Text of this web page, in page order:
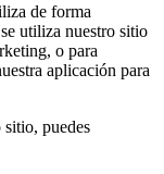
de forma
utiliza nuestro sitio
o para
aplicación para
sitio, puedes